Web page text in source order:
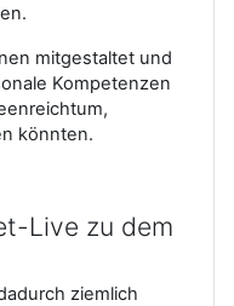
mitgestaltet und
Kompetenzen
könnten.
Live zu dem
ziemlich